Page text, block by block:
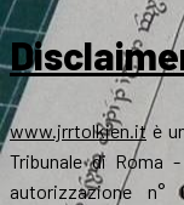
www.jrrtolkien.itè
Tribunale di Roma
autorizzazione